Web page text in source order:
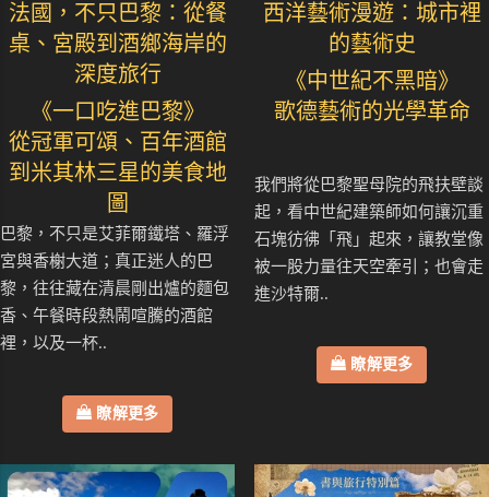
法國，不只巴黎：從餐
桌、宮殿到酒鄉海岸的
深度旅行
《一口吃進巴黎》
從冠軍可頌、百年酒館
到米其林三星的美食地
圖
巴黎，不只是艾菲爾鐵塔、羅浮
宮與香榭大道；真正迷人的巴
黎，往往藏在清晨剛出爐的麵包
香、午餐時段熱鬧喧騰的酒館
裡，以及一杯..
瞭解更多
西洋藝術漫遊：城市裡
的藝術史
《中世紀不黑暗》
歌德藝術的光學革命
我們將從巴黎聖母院的飛扶壁談
起，看中世紀建築師如何讓沉重
石塊彷彿「飛」起來，讓教堂像
被一股力量往天空牽引；也會走
進沙特爾..
瞭解更多